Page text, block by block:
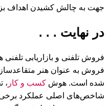
جهت به چالش کشیدن اهداف
در نهایت . . .
فروش تلفنی و بازاریابی
فروش به عنوان هنر
شده است. هوش کسب و کار ،
شاخص‌های اصلی عملکرد برخی